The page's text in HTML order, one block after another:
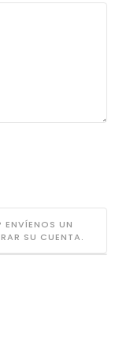
ENVÍENOS UN
SU CUENTA.